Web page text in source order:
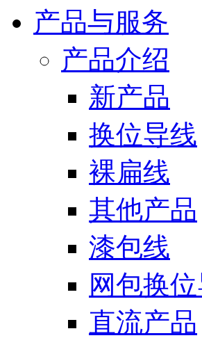
产品与服务
产品介绍
新产品
换位导线
裸扁线
其他产品
漆包线
网包换
直流产品